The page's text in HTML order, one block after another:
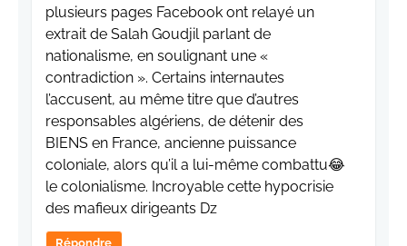
plusieurs pages Facebook ont relayé un
extrait de Salah Goudjil parlant de
nationalisme, en soulignant une «
contradiction ». Certains internautes
l’accusent, au même titre que d’autres
responsables algériens, de détenir des
BIENS en France, ancienne puissance
coloniale, alors qu’il a lui-même combattu😂
le colonialisme. Incroyable cette hypocrisie
des mafieux dirigeants Dz
Répondre